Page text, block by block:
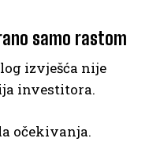
samo rastom
izvješća nije
investitora.
očekivanja.